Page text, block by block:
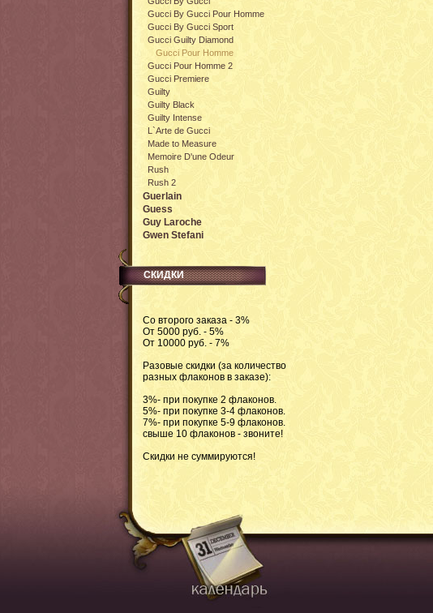
Gucci By Gucci Pour Homme
Gucci By Gucci Sport
Gucci Guilty Diamond
Gucci Pour Homme
Gucci Pour Homme 2
Gucci Premiere
Guilty
Guilty Black
Guilty Intense
L`Arte de Gucci
Made to Measure
Memoire D'une Odeur
Rush
Rush 2
Guerlain
Guess
Guy Laroche
Gwen Stefani
СКИДКИ
Со второго заказа - 3%
От 5000 руб. - 5%
От 10000 руб. - 7%
Разовые скидки (за количество
разных флаконов в заказе):
3%- при покупке 2 флаконов.
5%- при покупке 3-4 флаконов.
7%- при покупке 5-9 флаконов.
свыше 10 флаконов - звоните!
Скидки не суммируются!